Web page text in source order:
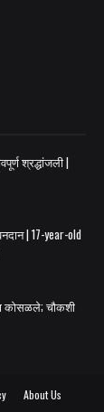
श्रद्धांजली |
| 17-year-old
कोसळले; चौकशी
About Us